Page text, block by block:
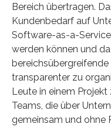
Bereich übertragen.
Kundenbedarf auf
Software-as-a-
werden können und
transparenter zu
Leute in einem
Teams, die über
gemeinsam und ohne